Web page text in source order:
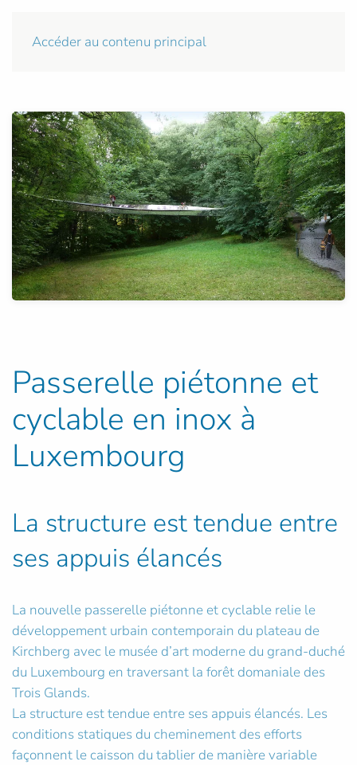
Accéder au contenu principal
Passerelle piétonne et
cyclable en inox à
Luxembourg
La structure est tendue entre
ses appuis élancés
La nouvelle passerelle piétonne et cyclable relie le
développement urbain contemporain du plateau de
Kirchberg avec le musée d’art moderne du grand-duché
du Luxembourg en traversant la forêt domaniale des
Trois Glands.
La structure est tendue entre ses appuis élancés. Les
conditions statiques du cheminement des efforts
façonnent le caisson du tablier de manière variable